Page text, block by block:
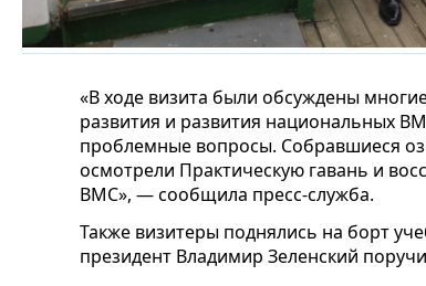
«В ходе визита были обсуждены
развития и развития национальных
проблемные вопросы. Собравшиеся
осмотрели Практическую гавань и
ВМС», — сообщила пресс-служба.
Также визитеры поднялись на борт
президент Владимир Зеленский